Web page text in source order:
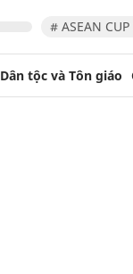
# ASEAN
Dân tộc và Tôn giáo